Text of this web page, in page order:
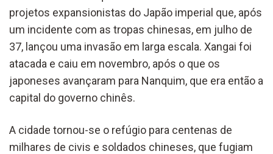
projetos expansionistas do Japão imperial que, após
um incidente com as tropas chinesas, em julho de
37, lançou uma invasão em larga escala. Xangai foi
atacada e caiu em novembro, após o que os
japoneses avançaram para Nanquim, que era então a
capital do governo chinês.
A cidade tornou-se o refúgio para centenas de
milhares de civis e soldados chineses, que fugiam